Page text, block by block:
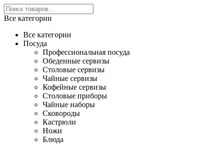
Все категории
Все категории
Посуда
Профессиональная посуда
Обеденные сервизы
Столовые сервизы
Чайные сервизы
Кофейные сервизы
Столовые приборы
Чайные наборы
Сковороды
Кастрюли
Ножи
Блюда